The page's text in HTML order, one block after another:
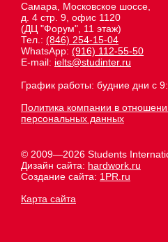
Самара, Московское шоссе,
д. 4 стр. 9, офис 1120
(ДЦ "Форум", 11 этаж)
Тел.: (846) 254-15-04
WhatsApp: (916) 112-55-50
E-mail: ielts@studinter.ru
График работы: будние дни с
Политика компании в
персональных данных
© 2009—2026 Students
Дизайн сайта: hardwork.ru
Создание сайта: 1PR.ru
Карта сайта